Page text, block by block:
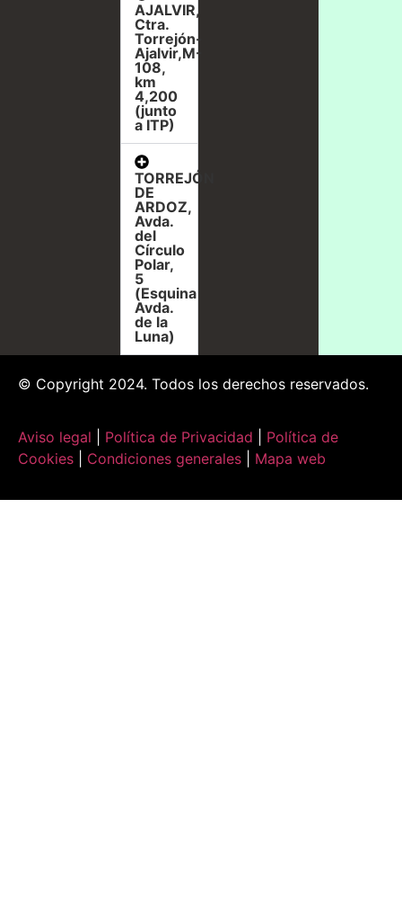
AJALVIR,
Ctra.
Torrejón-
Ajalvir,M-
108,
km
4,200
(junto
a ITP)
TORREJÓN
DE
ARDOZ,
Avda.
del
Círculo
Polar,
5
(Esquina
Avda.
de la
Luna)
© Copyright 2024. Todos los derechos reservados.
Aviso legal Política de Privacidad
Política de
Cookies
Condiciones generales Mapa web